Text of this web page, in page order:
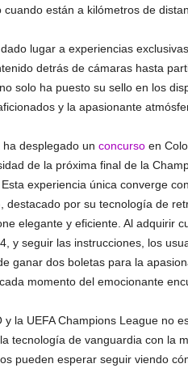
están a kilómetros de
lugar a experiencias
detrás de cámaras hasta
solo ha puesto su sello en los
y la apasionante
desplegado un concurso en
de la próxima final de la
experiencia única converge
destacado por su tecnología de
elegante y eficiente. Al adquirir
y seguir las instrucciones, los
ganar dos boletas para la
momento del emocionante
y la UEFA Champions League no
tecnología de vanguardia con la
pueden esperar seguir viendo